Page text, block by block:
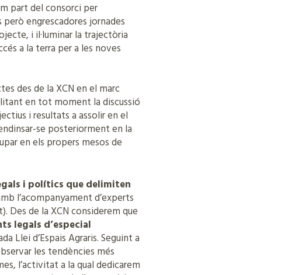
part del consorci per
engrescadores jornades
i il·luminar la trajectòria
a la terra per a les noves
des de la XCN en el marc
en tot moment la discussió
i resultats a assolir en el
se posteriorment en la
en els propers mesos de
i polítics que delimiten
l’acompanyament d’experts
Des de la XCN considerem que
legals d’especial
Llei d’Espais Agraris. Seguint a
les tendències més
l’activitat a la qual dedicarem